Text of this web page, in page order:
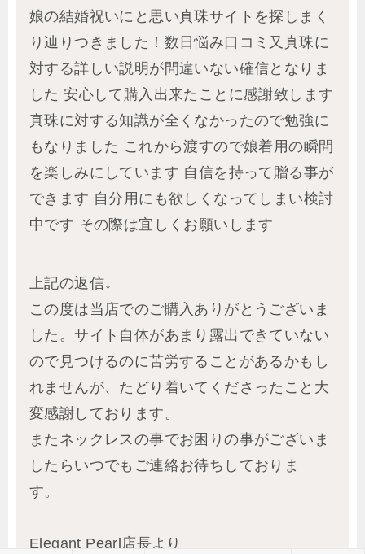
娘の結婚祝いにと思い真珠サイトを探しまく
り辿りつきました！数日悩み口コミ又真珠に
対する詳しい説明が間違いない確信となりま
した 安心して購入出来たことに感謝致します
真珠に対する知識が全くなかったので勉強に
もなりました これから渡すので娘着用の瞬間
を楽しみにしています 自信を持って贈る事が
できます 自分用にも欲しくなってしまい検討
中です その際は宜しくお願いします
上記の返信↓
この度は当店でのご購入ありがとうございま
した。サイト自体があまり露出できていない
ので見つけるのに苦労することがあるかもし
れませんが、たどり着いてくださったこと大
変感謝しております。
またネックレスの事でお困りの事がございま
したらいつでもご連絡お待ちしておりま
す。
Elegant Pearl店長より